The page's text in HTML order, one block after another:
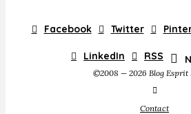
Facebook Twitter
LinkedIn RSS
©2008 — 2026 Blog Esprit
Contact